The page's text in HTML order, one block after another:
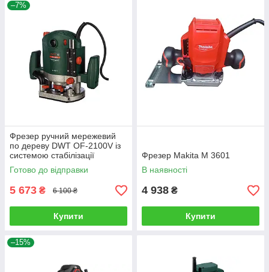
–7%
Фрезер ручний мережевий
по дереву DWT OF-2100V із
системою стабілізації
оборотів
Готово до відправки
5 673 ₴ 6 100 ₴
Купити
Фрезер Makita M 3601
В наявності
4 938 ₴
Купити
–15%